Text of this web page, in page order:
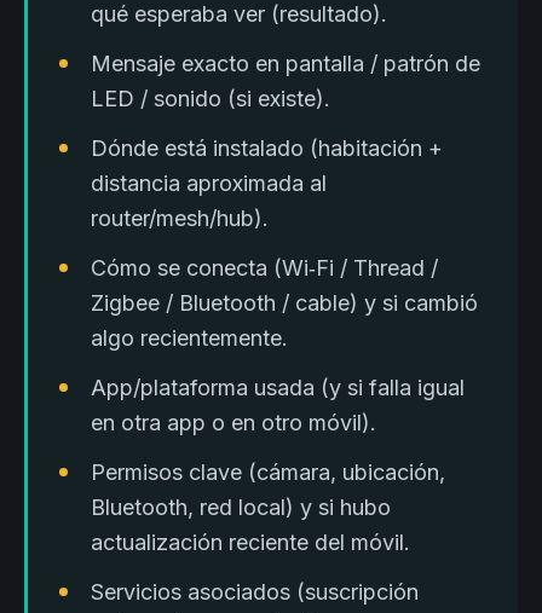
qué esperaba ver (resultado).
Mensaje exacto en pantalla / patrón de
LED / sonido (si existe).
Dónde está instalado (habitación +
distancia aproximada al
router/mesh/hub).
Cómo se conecta (Wi‑Fi / Thread /
Zigbee / Bluetooth / cable) y si cambió
algo recientemente.
App/plataforma usada (y si falla igual
en otra app o en otro móvil).
Permisos clave (cámara, ubicación,
Bluetooth, red local) y si hubo
actualización reciente del móvil.
Servicios asociados (suscripción